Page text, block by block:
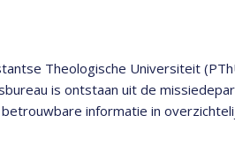
Theologische Universiteit
is ontstaan uit de
informatie in